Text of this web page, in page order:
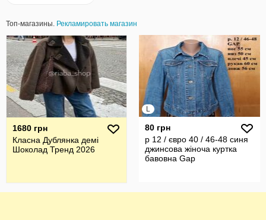
Топ-магазины. Рекламировать магазин
1680 грн
Класна Дублянка демі
Шоколад Тренд 2026
L
80 грн
р 12 / євро 40 / 46-48 синя
джинсова жіноча куртка
бавовна Gap